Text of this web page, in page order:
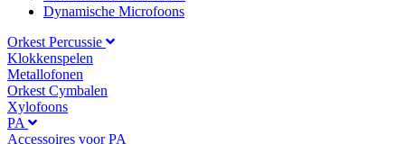
Dynamische Microfoons
Orkest Percussie
Klokkenspelen
Metallofonen
Orkest Cymbalen
Xylofoons
PA
Accessoires voor PA